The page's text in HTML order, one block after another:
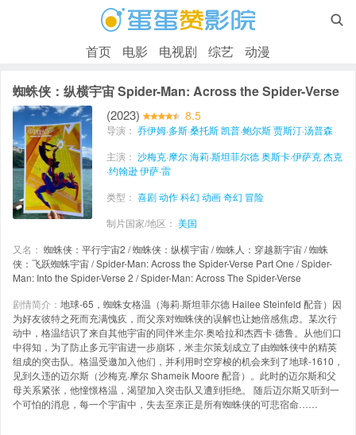

首页 电影 电视剧 综艺 动漫
蜘蛛侠：纵横宇宙 Spider-Man: Across the Spider-Verse
(2023) 8.5
导演： 乔伊姆·多斯·桑托斯凯普·鲍尔斯贾斯汀·汤普森
主演： 沙梅克·摩尔海莉·斯坦菲尔德奥斯卡·伊萨克杰克
·约翰逊伊萨·雷
类型： 喜剧动作科幻 动画奇幻 冒险
制片国家/地区： 美国
又名： 蜘蛛侠：平行宇宙2 / 蜘蛛侠：纵横宇宙 / 蜘蛛人：穿越新宇宙 / 蜘蛛
侠：飞跃蜘蛛宇宙 / Spider-Man: Across the Spider-Verse Part One / Spider-
Man: Into the Spider-Verse 2 / Spider-Man: Across The Spider-Verse
剧情简介： 地球-65，蜘蛛女格温（海莉·斯坦菲尔德 Hailee Steinfeld 配音）因
为好友彼特之死而充满愧疚，而父亲对蜘蛛侠的误解也让她倍感焦虑。某次行
动中，格温结识了来自其他宇宙的同伴米圭尔·奥哈拉和杰西卡·德鲁。从他们口
中得知，为了防止多元宇宙进一步崩坏，米圭尔策划成立了由蜘蛛侠中的精英
组成的突击队。格温受邀加入他们，并利用时空穿梭的机会来到了地球-1610，
见到久违的迈尔斯（沙梅克·摩尔 Shameik Moore 配音）。此时的迈尔斯和父
母关系紧张，他憧憬格温，渴望加入突击队又遭到拒绝。 随后迈尔斯又听到一
个可怕的消息，每一个宇宙中，失去至亲正是所有蜘蛛侠的可悲宿命……